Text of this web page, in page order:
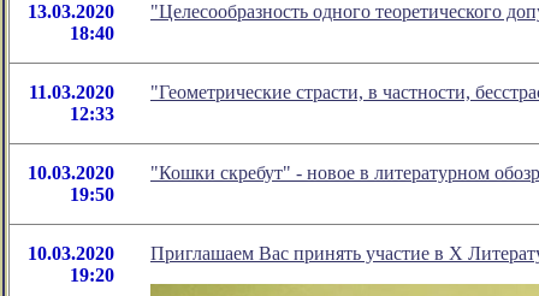
13.03.2020
18:40
"Целесообразность одного теоретического
11.03.2020
12:33
"Геометрические страсти, в частности,
10.03.2020
19:50
"Кошки скребут" - новое в литературном
10.03.2020
19:20
Приглашаем Вас принять участие в Х